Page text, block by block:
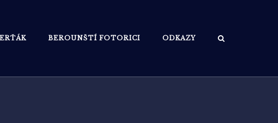
BEROUNŠTÍ FOTORICI ODKAZY